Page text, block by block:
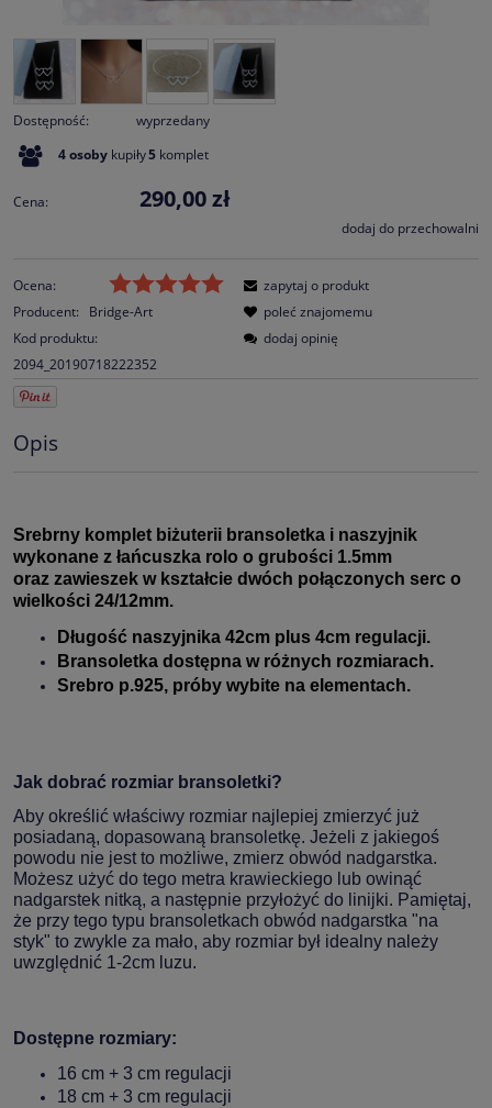
Dostępność:
wyprzedany
4osoby kupiły5 komplet
Cena: 290,00 zł
dodaj do przechowalni
Ocena:
Producent:
Bridge-Art
Kod produktu:
2094_20190718222352
zapytaj o produkt
poleć znajomemu
dodaj opinię
Opis
Srebrny komplet biżuterii bransoletka i naszyjnik
wykonane z łańcuszka rolo o grubości 1.5mm
oraz zawieszek w kształcie dwóch połączonych serc o
wielkości 24/12mm.
Długość naszyjnika 42cm plus 4cm regulacji.
Bransoletka dostępna w różnych rozmiarach.
Srebro p.925, próby wybite na elementach.
Jak dobrać rozmiar bransoletki?
Aby określić właściwy rozmiar najlepiej zmierzyć już
posiadaną, dopasowaną bransoletkę. Jeżeli z jakiegoś
powodu nie jest to możliwe, zmierz obwód nadgarstka.
Możesz użyć do tego metra krawieckiego lub owinąć
nadgarstek nitką, a następnie przyłożyć do linijki. Pamiętaj,
że przy tego typu bransoletkach obwód nadgarstka "na
styk" to zwykle za mało, aby rozmiar był idealny należy
uwzględnić 1-2cm luzu.
Dostępne rozmiary:
16 cm + 3 cm regulacji
18 cm + 3 cm regulacji